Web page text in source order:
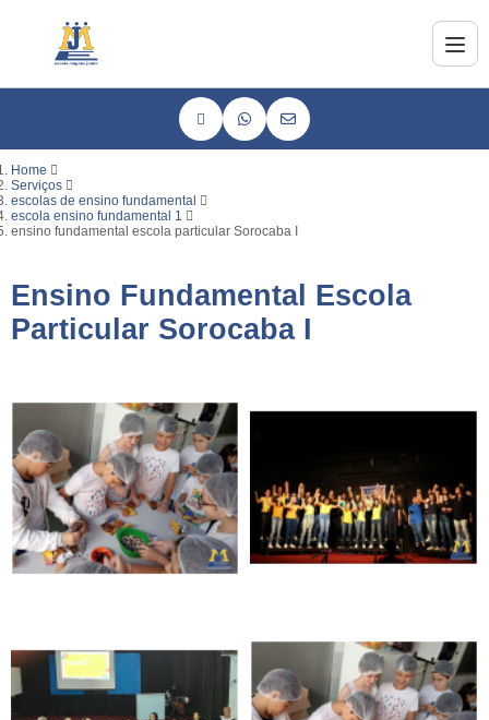
Home
Serviços
escolas de ensino fundamental
escola ensino fundamental 1
ensino fundamental escola particular Sorocaba I
Ensino Fundamental Escola
Particular Sorocaba I